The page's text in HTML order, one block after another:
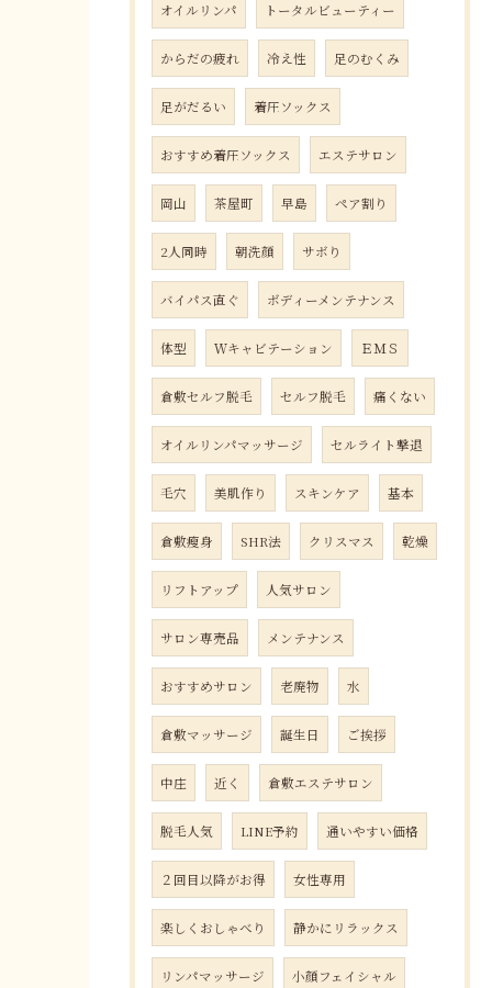
オイルリンパ トータルビューティー
からだの疲れ 冷え性 足のむくみ
足がだるい 着圧ソックス
おすすめ着圧ソックス エステサロン
岡山 茶屋町 早島 ペア割り
2人同時 朝洗顔 サボり
バイパス直ぐ ボディーメンテナンス
体型 Ｗキャビテーション ＥＭＳ
倉敷セルフ脱毛 セルフ脱毛 痛くない
オイルリンパマッサージ セルライト撃退
毛穴 美肌作り スキンケア 基本
倉敷瘦身 SHR法 クリスマス 乾燥
リフトアップ 人気サロン
サロン専売品 メンテナンス
おすすめサロン 老廃物 水
倉敷マッサージ 誕生日 ご挨拶
中庄 近く 倉敷エステサロン
脱毛人気 LINE予約 通いやすい価格
２回目以降がお得 女性専用
楽しくおしゃべり 静かにリラックス
リンパマッサージ 小顔フェイシャル